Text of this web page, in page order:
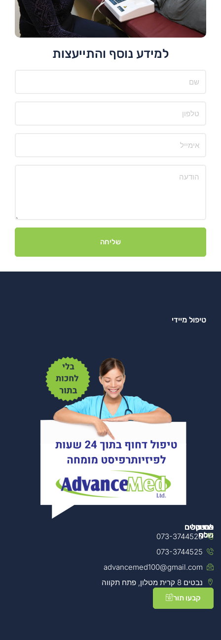
למידע נוסף והתייעצות
שליחה
טיפול מיידי
מידע
נוסף
אודות
החברה
מדיניות
פרטיות
הטיפולים
שלנו
הטיפולים
שלנו
הטכנולוגיה
שלנו
למטפלים
למטפלים
למטפלים
צרו קשר
073-3744525
073-3744525
advancemed100@gmail.com
נבטים 8 קרית מטלון, פתח תקווה
קבעו תור